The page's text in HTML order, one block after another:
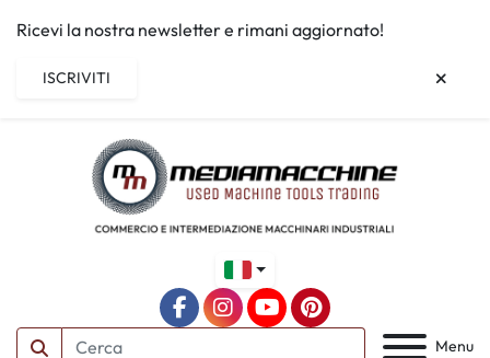
Ricevi la nostra newsletter e rimani aggiornato!
ISCRIVITI
Menu
facebookinstagram
youtubepinterest